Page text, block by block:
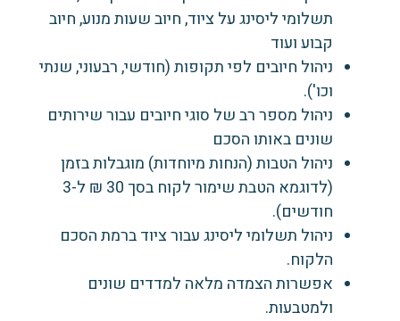
תשלומי ליסינג על ציוד, חיוב שעות מנוע, חיוב
קבוע ועוד
ניהול חיובים לפי תקופות (חודשי, רבעוני, שנתי
וכו').
ניהול מספר רב של סוגי חיובים עבור שירותים
שונים באותו הסכם
ניהול הטבות (הנחות מיוחדות) מוגבלות בזמן
(לדוגמא הטבת שימור לקוח בסך 30 ₪ ל-3
חודשים).
ניהול תשלומי ליסינג עבור ציוד ברמת הסכם
הלקוח.
אפשרות הצמדה מלאה למדדים שונים
ולמטבעות.